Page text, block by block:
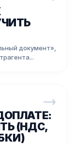
документ»,
(НДС,